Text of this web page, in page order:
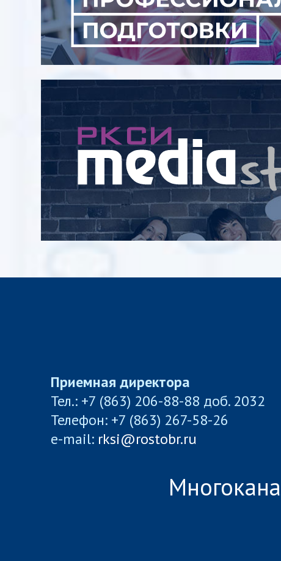
Приемная директора
Тел.: +7 (863) 206-88-88 доб. 2032
Телефон: +7 (863) 267-58-26
e-mail: rksi@rostobr.ru